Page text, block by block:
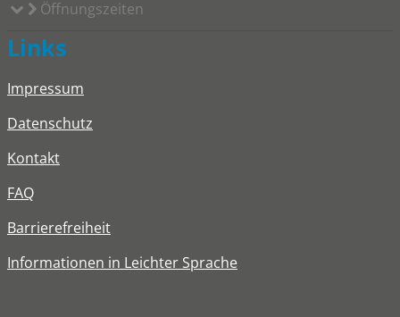
Öffnungszeiten
Links
Impressum
Datenschutz
Kontakt
FAQ
Barrierefreiheit
Informationen in Leichter Sprache